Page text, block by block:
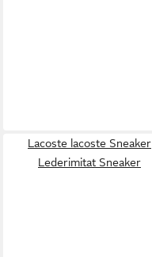
Lacoste lacoste Sneaker
Lederimitat Sneaker